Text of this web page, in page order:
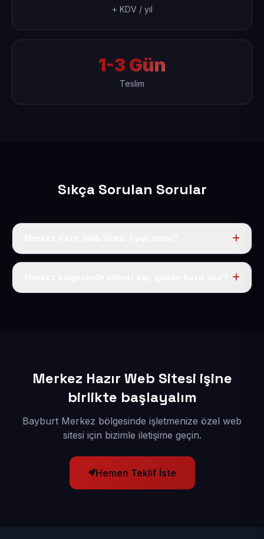
+ KDV / yıl
1-3 Gün
Teslim
Sıkça Sorulan Sorular
Tek fiyat uygulanır: yıllık 50 USD + KDV. Bu bedele alan
Merkez Hazır Web Sitesi işine
birlikte başlayalım
Bayburt Merkez bölgesinde işletmenize özel web
sitesi için bizimle iletişime geçin.
Hemen Teklif İste